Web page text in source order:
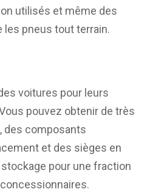
utilisés et même des
les pneus tout terrain.
voitures pour leurs
pouvez obtenir de très
des composants
et des sièges en
pour une fraction